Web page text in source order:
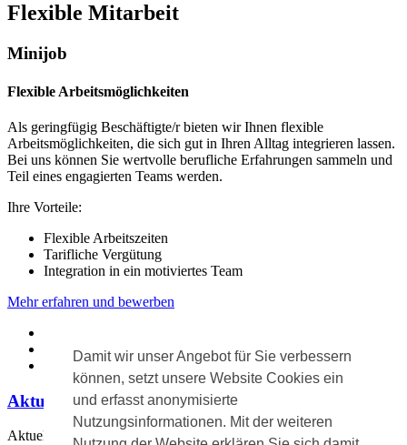
Damit wir unser Angebot für Sie verbessern
können, setzt unsere Website Cookies ein
und erfasst anonymisierte
Nutzungsinformationen. Mit der weiteren
Flexible Mitarbeit
Minijob
Flexible Arbeitsmöglichkeiten
Als geringfügig Beschäftigte/r bieten wir Ihnen flexible
Arbeitsmöglichkeiten, die sich gut in Ihren Alltag integrieren lassen.
Bei uns können Sie wertvolle berufliche Erfahrungen sammeln und
Teil eines engagierten Teams werden.
Ihre Vorteile:
Flexible Arbeitszeiten
Tarifliche Vergütung
Integration in ein motiviertes Team
Mehr erfahren und bewerben
Karriere
›
Teil des Teams werden
Aktuelle Meldungen
Aktuell keine Meldungen.